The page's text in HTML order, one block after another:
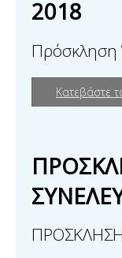
2018
Πρόσκληση
Κατεβάστε
ΠΡΟΣΚΛΗΣΗ